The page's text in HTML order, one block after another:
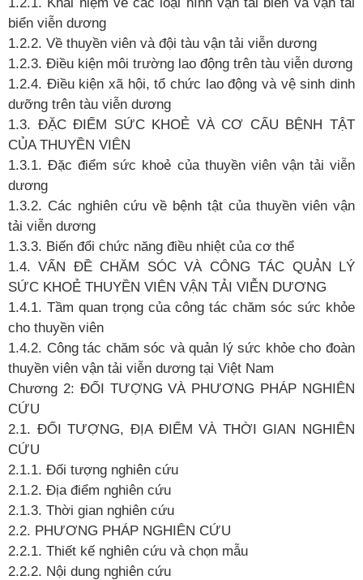
biển viễn dương
1.2.2. Về thuyền viên và đội tàu vận tải viễn dương
1.2.3. Điều kiện môi trường lao động trên tàu viễn dương
1.2.4. Điều kiện xã hội, tổ chức lao động và vệ sinh dinh
dưỡng trên tàu viễn dương
1.3. ĐẶC ĐIỂM SỨC KHOẺ VÀ CƠ CẤU BỆNH TẬT
CỦA THUYỀN VIÊN
1.3.1. Đặc điểm sức khoẻ của thuyền viên vận tải viễn
dương
1.3.2. Các nghiên cứu về bệnh tật của thuyền viên vận
tải viễn dương
1.3.3. Biến đổi chức năng điều nhiệt của cơ thể
1.4. VẤN ĐỀ CHĂM SÓC VÀ CÔNG TÁC QUẢN LÝ
SỨC KHOẺ THUYỀN VIÊN VẬN TẢI VIỄN DƯƠNG
1.4.1. Tầm quan trọng của công tác chăm sóc sức khỏe
cho thuyền viên
1.4.2. Công tác chăm sóc và quản lý sức khỏe cho đoàn
thuyền viên vận tải viễn dương tại Việt Nam
Chương 2: ĐỐI TƯỢNG VÀ PHƯƠNG PHÁP NGHIÊN
CỨU
2.1. ĐỐI TƯỢNG, ĐỊA ĐIỂM VÀ THỜI GIAN NGHIÊN
CỨU
2.1.1. Đối tượng nghiên cứu
2.1.2. Địa điểm nghiên cứu
2.1.3. Thời gian nghiên cứu
2.2. PHƯƠNG PHÁP NGHIÊN CỨU
2.2.1. Thiết kế nghiên cứu và chọn mẫu
2.2.2. Nội dung nghiên cứu